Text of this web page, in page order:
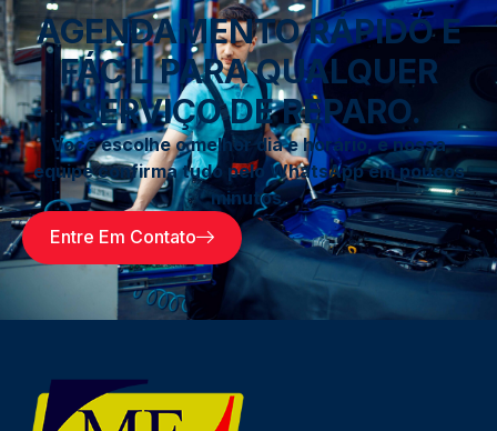
AGENDAMENTO RÁPIDO E
FÁCIL PARA QUALQUER
SERVIÇO DE REPARO.
Você escolhe o melhor dia e horário, e nossa
equipe confirma tudo pelo WhatsApp em poucos
minutos.
Entre Em Contato